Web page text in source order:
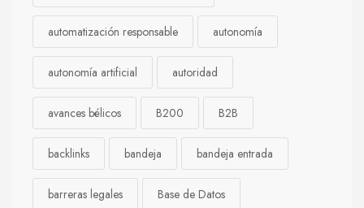
automatización responsable autonomía
autonomía artificial autoridad
avances bélicos B200 B2B
backlinks bandeja bandeja entrada
barreras legales Base de Datos